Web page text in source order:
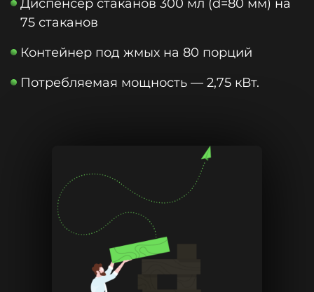
Диспенсер стаканов 300 мл (d=80 мм) на
75 стаканов
Контейнер под жмых на 80 порций
Потребляемая мощность — 2,75 кВт.